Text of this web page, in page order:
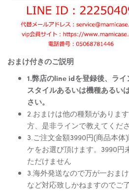
おまけ付きのご説明
1.弊店のline idを登録後、ラ
スタイルあるいは機種あるい
さい。
2.おまけは他の種類がありま
方、是非ラインで教えてくださ
3.ご注文金額3990円(商品本
ケをお選び頂けます。3990円
ただけません
3.海外発送なので万が一おま
など対応致しかねますのでご